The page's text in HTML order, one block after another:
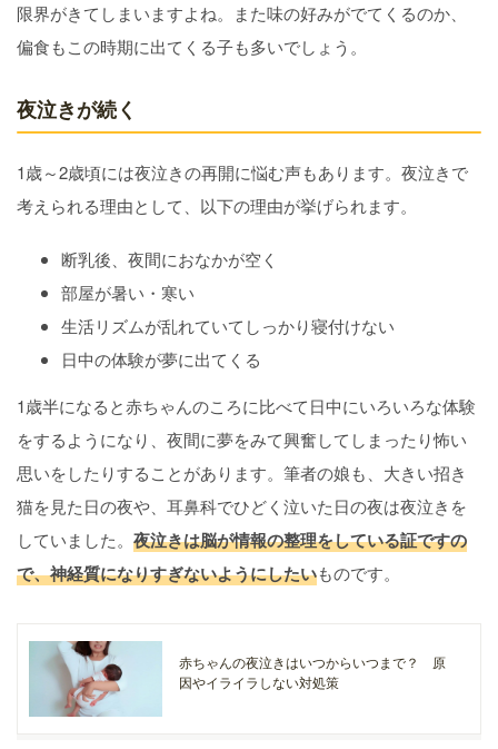
限界がきてしまいますよね。また味の好みがでてくるのか、
偏食もこの時期に出てくる子も多いでしょう。
夜泣きが続く
1歳～2歳頃には夜泣きの再開に悩む声もあります。夜泣きで
考えられる理由として、以下の理由が挙げられます。
断乳後、夜間におなかが空く
部屋が暑い・寒い
生活リズムが乱れていてしっかり寝付けない
日中の体験が夢に出てくる
1歳半になると赤ちゃんのころに比べて日中にいろいろな体験
をするようになり、夜間に夢をみて興奮してしまったり怖い
思いをしたりすることがあります。筆者の娘も、大きい招き
猫を見た日の夜や、耳鼻科でひどく泣いた日の夜は夜泣きを
していました。 夜泣きは脳が情報の整理をしている証ですの
で、神経質になりすぎないようにしたいものです。
赤ちゃんの夜泣きはいつからいつまで？ 原
因やイライラしない対処策